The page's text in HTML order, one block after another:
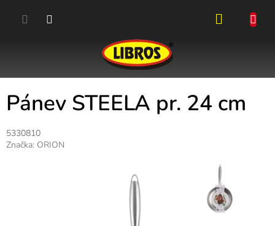
Pánev STEELA pr. 24 cm
5330810
Značka: ORION